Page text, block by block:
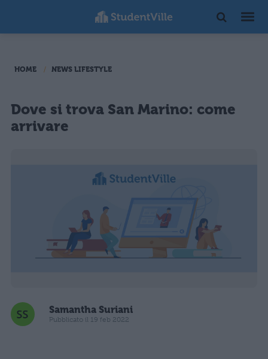
HOME NEWS LIFESTYLE
Dove si trova San Marino: come
arrivare
Samantha Suriani
Pubblicato il 19 feb 2022